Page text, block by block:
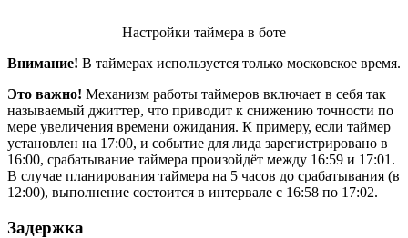
Настройки таймера в боте
Внимание! В таймерах используется только московское время.
Это важно! Механизм работы таймеров включает в себя так
называемый джиттер, что приводит к снижению точности по
мере увеличения времени ожидания. К примеру, если таймер
установлен на 17:00, и событие для лида зарегистрировано в
16:00, срабатывание таймера произойдёт между 16:59 и 17:01.
В случае планирования таймера на 5 часов до срабатывания (в
12:00), выполнение состоится в интервале с 16:58 по 17:02.
Задержка